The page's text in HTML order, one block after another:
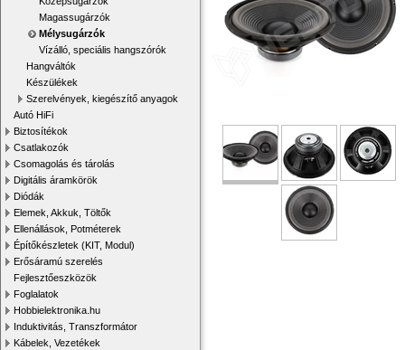
Magassugárzók
Mélysugárzók
Vízálló, speciális hangszórók
Hangváltók
Készülékek
Szerelvények, kiegészítő anyagok
Autó HiFi
Biztosítékok
Csatlakozók
Csomagolás és tárolás
Digitális áramkörök
Diódák
Elemek, Akkuk, Töltők
Ellenállások, Potméterek
Építőkészletek (KIT, Modul)
Erősáramú szerelés
Fejlesztőeszközök
Foglalatok
Hobbielektronika.hu
Induktivitás, Transzformátor
Kábelek, Vezetékek